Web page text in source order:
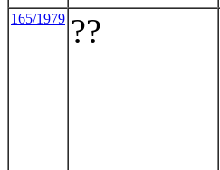
165/1979 ??